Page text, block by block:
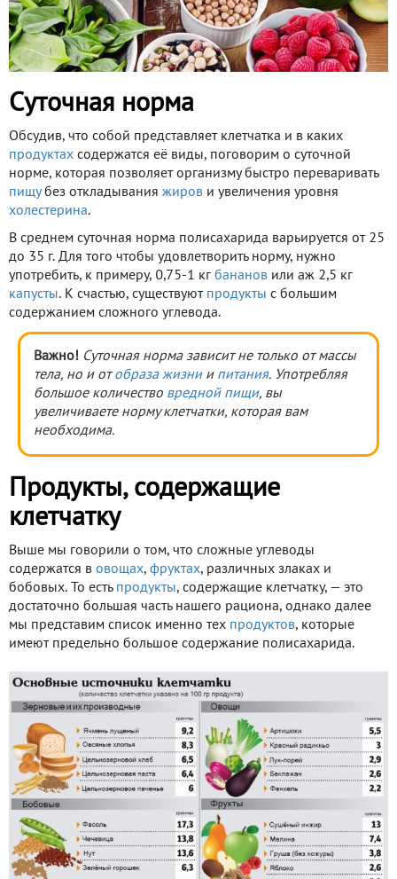
Суточная норма
Обсудив, что собой представляет клетчатка и в каких
продуктах содержатся её виды, поговорим о суточной
норме, которая позволяет организму быстро переваривать
пищубез откладывания жиров и увеличения уровня
холестерина.
В среднем суточная норма полисахарида варьируется от 25
до 35 г. Для того чтобы удовлетворить норму, нужно
употребить, к примеру, 0,75-1 кг бананов или аж 2,5 кг
капусты. К счастью, существуют продукты с большим
содержанием сложного углевода.
Важно! Суточная норма зависит не только от массы
тела, но и отобраза жизнии питания. Употребляя
большое количество вредной пищи, вы
увеличиваете норму клетчатки, которая вам
необходима.
Продукты, содержащие
клетчатку
Выше мы говорили о том, что сложные углеводы
содержатся в овощах, фруктах, различных злаках и
бобовых. То есть продукты, содержащие клетчатку, — это
достаточно большая часть нашего рациона, однако далее
мы представим список именно тех продуктов, которые
имеют предельно большое содержание полисахарида.